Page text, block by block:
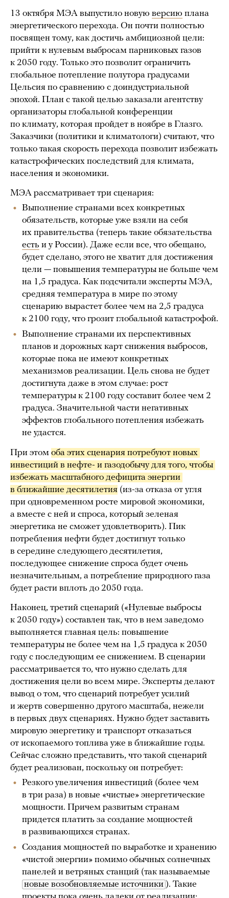
13 октября МЭА выпустило новую версию плана
энергетического перехода. Он почти полностью
посвящен тому, как достичь амбициозной цели:
прийти к нулевым выбросам парниковых газов
к 2050 году. Только это позволит ограничить
глобальное потепление полутора градусами
Цельсия по сравнению с доиндустриальной
эпохой. План с такой целью заказали агентству
организаторы глобальной конференции
по климату, которая пройдет в ноябре в Глазго.
Заказчики (политики и климатологи) считают, что
только такая скорость перехода позволит избежать
катастрофических последствий для климата,
населения и экономики.
МЭА рассматривает три сценария:
Выполнение странами всех конкретных
обязательств, которые уже взяли на себя
их правительства (теперь такие обязательства
есть и у России). Даже если все, что обещано,
будет сделано, этого не хватит для достижения
цели — повышения температуры не больше чем
на 1,5 градуса. Как подсчитали эксперты МЭА,
средняя температура в мире по этому
сценарию вырастет более чем на 2,5 градуса
к 2100 году, что грозит глобальной катастрофой.
Выполнение странами их перспективных
планов и дорожных карт снижения выбросов,
которые пока не имеют конкретных
механизмов реализации. Цель снова не будет
достигнута даже в этом случае: рост
температуры к 2100 году составит более чем 2
градуса. Значительной части негативных
эффектов глобального потепления избежать
не удастся.
При этом оба этих сценария потребуют новых
инвестиций в нефте- и газодобычу для того, чтобы
избежать масштабного дефицита энергии
в ближайшие десятилетия (из-за отказа от угля
при одновременном росте мировой экономики,
а вместе с ней и спроса, который зеленая
энергетика не сможет удовлетворить). Пик
потребления нефти будет достигнут только
в середине следующего десятилетия,
последующее снижение спроса будет очень
незначительным, а потребление природного газа
будет расти вплоть до 2050 года.
Наконец, третий сценарий («Нулевые выбросы
к 2050 году») составлен так, что в нем заведомо
выполняется главная цель: повышение
температуры не более чем на 1,5 градуса к 2050
году с последующим ее снижением. В сценарии
рассматривается то, что нужно сделать для
достижения цели во всем мире. Эксперты делают
вывод о том, что сценарий потребует усилий
и жертв совершенно другого масштаба, нежели
в первых двух сценариях. Нужно будет заставить
мировую энергетику и транспорт отказаться
от ископаемого топлива уже в ближайшие годы.
Сейчас сложно представить, что такой сценарий
будет реализован, поскольку он потребует:
Резкого увеличения инвестиций (более чем
в три раза) в новые «чистые» энергетические
мощности. Причем развитым странам
придется платить за создание мощностей
в развивающихся странах.
Создания мощностей по выработке и хранению
«чистой энергии» помимо обычных солнечных
панелей и ветряных станций (так называемые
новые возобновляемые источники ). Такие